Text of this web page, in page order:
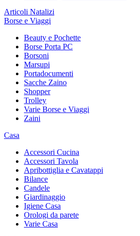
Articoli Natalizi
Borse e Viaggi
Beauty e Pochette
Borse Porta PC
Borsoni
Marsupi
Portadocumenti
Sacche Zaino
Shopper
Trolley
Varie Borse e Viaggi
Zaini
Casa
Accessori Cucina
Accessori Tavola
Apribottiglia e Cavatappi
Bilance
Candele
Giardinaggio
Igiene Casa
Orologi da parete
Varie Casa